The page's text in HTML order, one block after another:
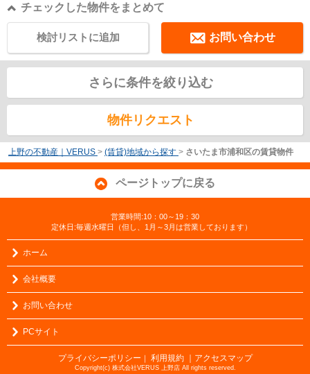
チェックした物件をまとめて
お問い合わせ
検討リストに追加
さらに条件を絞り込む
物件リクエスト
上野の不動産｜VERUS > (賃貸)地域から探す > さいたま市浦和区の賃貸物件
ページトップに戻る
営業時間:10：00～19：30
定休日:毎週水曜日（但し、1月～3月は営業しております）
ホーム
会社概要
お問い合わせ
PCサイト
プライバシーポリシー ｜ 利用規約 ｜アクセスマップ
Copyright(c) 株式会社VERUS 上野店 All rights reserved.